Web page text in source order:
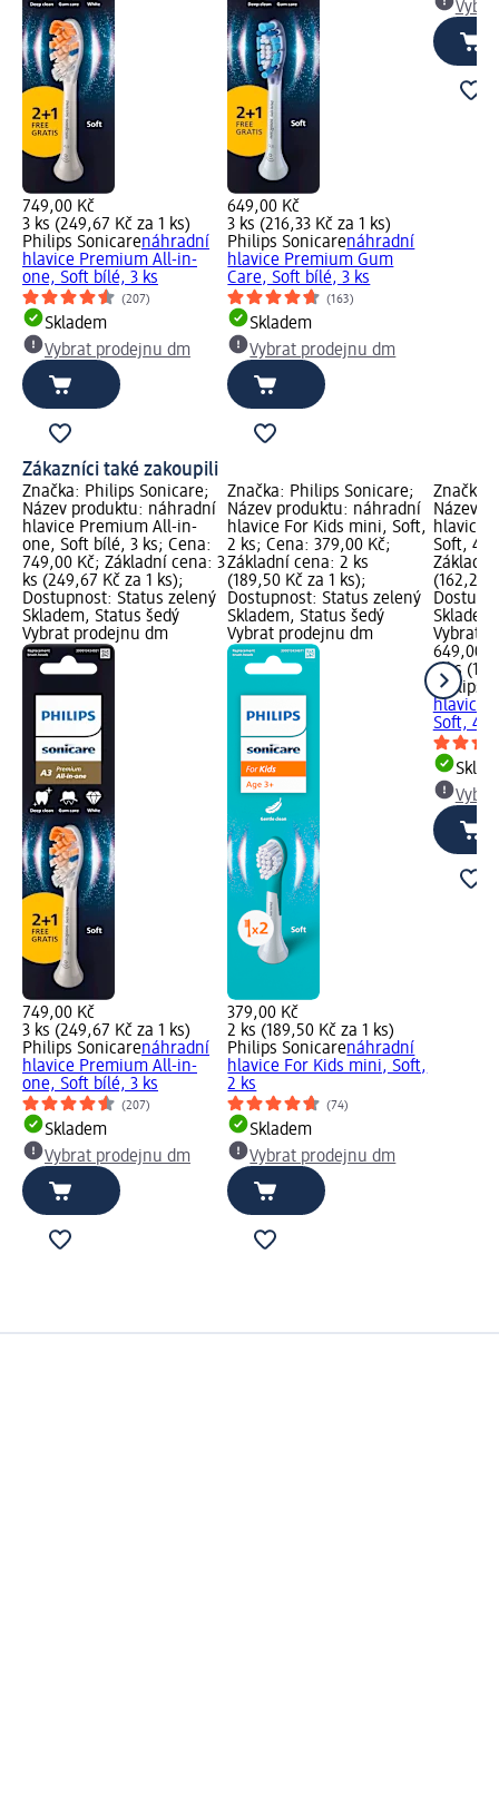
749,00 Kč
3 ks (249,67 Kč za 1 ks)
Philips Sonicarenáhradní
hlavice Premium All-in-
one, Soft bílé, 3 ks
(207)
Skladem
Vybrat prodejnu dm
649,00 Kč
3 ks (216,33 Kč za 1 ks)
Philips Sonicarenáhradní
hlavice Premium Gum
Care, Soft bílé, 3 ks
(163)
Skladem
Vybrat prodejnu dm
Zákazníci také zakoupili
Značka: Philips Sonicare;
Název produktu: náhradní
hlavice Premium All-in-
one, Soft bílé, 3 ks; Cena:
749,00 Kč; Základní cena: 3
ks (249,67 Kč za 1 ks);
Dostupnost: Status zelený
Skladem, Status šedý
Vybrat prodejnu dm
749,00 Kč
3 ks (249,67 Kč za 1 ks)
Philips Sonicarenáhradní
hlavice Premium All-in-
one, Soft bílé, 3 ks
(207)
Skladem
Vybrat prodejnu dm
Značka: Philips Sonicare;
Název produktu: náhradní
hlavice For Kids mini, Soft,
2 ks; Cena: 379,00 Kč;
Základní cena: 2 ks
(189,50 Kč za 1 ks);
Dostupnost: Status zelený
Skladem, Status šedý
Vybrat prodejnu dm
379,00 Kč
2 ks (189,50 Kč za 1 ks)
Philips Sonicarenáhradní
hlavice For Kids mini, Soft,
2 ks
(74)
Skladem
Vybrat prodejnu dm
Značka:
Název
hlavice
Soft, 4
(162,25
Vybrat
649,00
4 ks
Philips
hlavice
Soft, 4